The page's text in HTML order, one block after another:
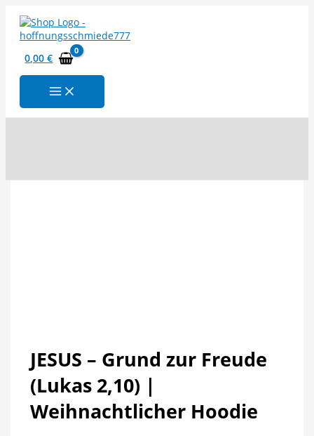
Inhalt
springen
0,00€
JESUS – Grund zur Freude
(Lukas 2,10) |
Weihnachtlicher Hoodie